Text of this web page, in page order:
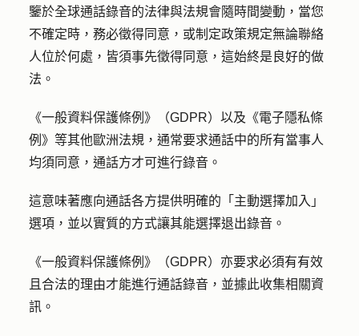
鑒於全球通話錄音的法律與法規會隨時間變動，當您
不確定時，務必徵得同意，或制定政策規定無論聯絡
人位於何處，皆須事先徵得同意，這始終是良好的做
法。
《一般資料保護條例》（GDPR）以及《電子隱私條
例》等其他歐洲法規，通常要求通話中的所有當事人
均須同意，通話方才可進行錄音。
這意味著應向通話各方提供明確的「主動選擇加入」
選項，並以實質的方式讓其能選擇退出錄音。
《一般資料保護條例》（GDPR）亦要求必須有有效
且合法的理由才能進行通話錄音，並據此收集相關資
訊。